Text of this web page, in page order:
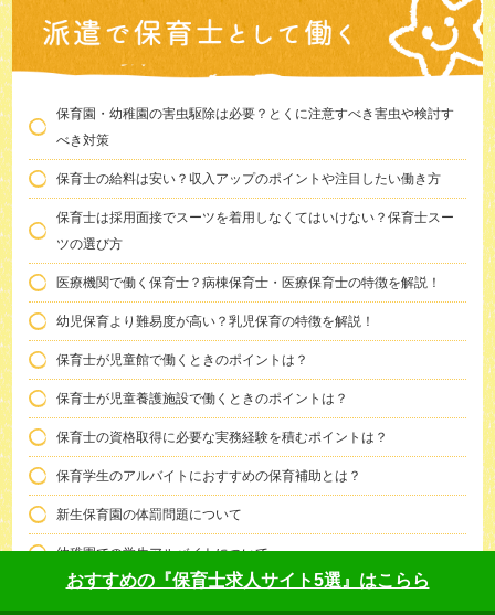
保育園・幼稚園の害虫駆除は必要？とくに注意すべき害虫や検討す
べき対策
保育士の給料は安い？収入アップのポイントや注目したい働き方
保育士は採用面接でスーツを着用しなくてはいけない？保育士スー
ツの選び方
医療機関で働く保育士？病棟保育士・医療保育士の特徴を解説！
幼児保育より難易度が高い？乳児保育の特徴を解説！
保育士が児童館で働くときのポイントは？
保育士が児童養護施設で働くときのポイントは？
保育士の資格取得に必要な実務経験を積むポイントは？
保育学生のアルバイトにおすすめの保育補助とは？
新生保育園の体罰問題について
幼稚園での学生アルバイトについて
USJの近隣託児所はある？
おすすめの『保育士求人サイト5選』はこらら